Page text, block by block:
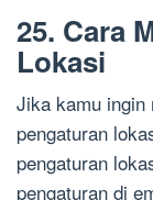
25. Cara
Lokasi
Jika kamu ingin
pengaturan
pengaturan
pengaturan di